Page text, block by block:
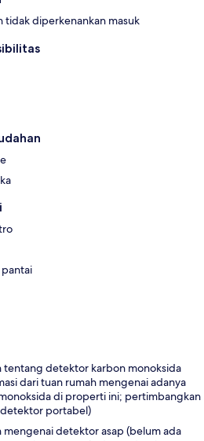
tidak diperkenankan masuk
pantai
tentang detektor karbon monoksida
dari tuan rumah mengenai adanya
di properti ini; pertimbangkan
portabel)
mengenai detektor asap (belum ada